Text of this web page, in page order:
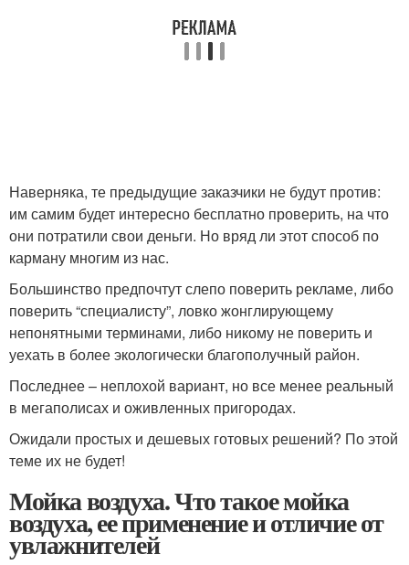
Наверняка, те предыдущие заказчики не будут против:
им самим будет интересно бесплатно проверить, на что
они потратили свои деньги. Но вряд ли этот способ по
карману многим из нас.
Большинство предпочтут слепо поверить рекламе, либо
поверить “специалисту”, ловко жонглирующему
непонятными терминами, либо никому не поверить и
уехать в более экологически благополучный район.
Последнее – неплохой вариант, но все менее реальный
в мегаполисах и оживленных пригородах.
Ожидали простых и дешевых готовых решений? По этой
теме их не будет!
Мойка воздуха. Что такое мойка
воздуха, ее применение и отличие от
увлажнителей